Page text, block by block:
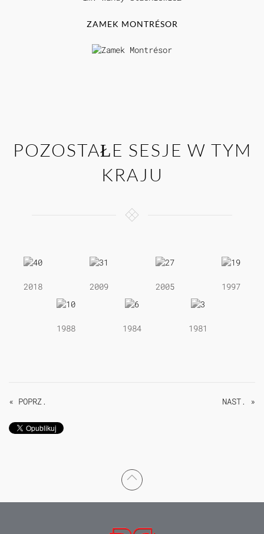
ZAMEK MONTRÉSOR
POZOSTAŁE SESJE W TYM
KRAJU
2018 2009 2005 1997
1988 1984 1981
« POPRZ. NAST. »